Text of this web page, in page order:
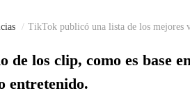
TikTok publicó una lista de los mejores
de los clip, como es base
entretenido.